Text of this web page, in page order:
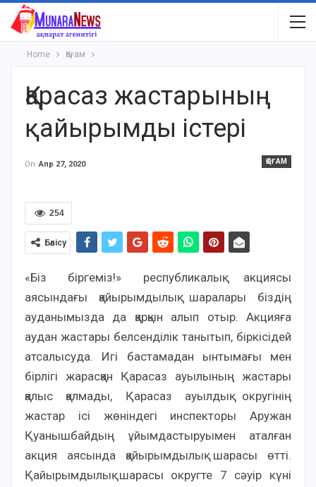
Home Қоғам
Қарасаз жастарының
қайырымды істері
ҚОҒАМ
On Апр 27, 2020
254
Бөлісу
«Біз біргеміз!» республикалық акциясы
аясындағы қайырымдылық шаралары біздің
ауданымызда да қарқын алып отыр. Акцияға
аудан жастары белсенділік танытып, біркісідей
атсалысуда. Игі бастамадан ынтымағы мен
бірлігі жарасқан Қарасаз ауылының жастары
қалыс қалмады, Қарасаз ауылдық округінің
жастар ісі жөніндегі инспекторы Аружан
Қуанышбайдың ұйымдастыруымен аталған
акция аясында қайырымдылық шарасы өтті.
Қайырымдылық шарасы округте 7 сәуір күні